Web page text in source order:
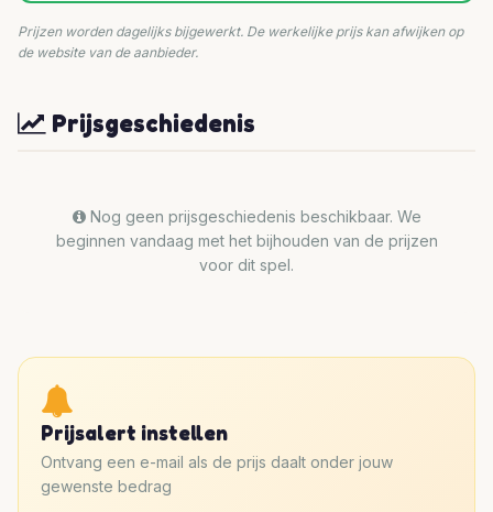
Prijzen worden dagelijks bijgewerkt. De werkelijke prijs kan afwijken op
de website van de aanbieder.
Prijsgeschiedenis
Nog geen prijsgeschiedenis beschikbaar. We
beginnen vandaag met het bijhouden van de prijzen
voor dit spel.
Prijsalert instellen
Ontvang een e-mail als de prijs daalt onder jouw
gewenste bedrag